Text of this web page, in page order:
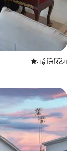
ठहरने की नई
नई लिस्टिंग